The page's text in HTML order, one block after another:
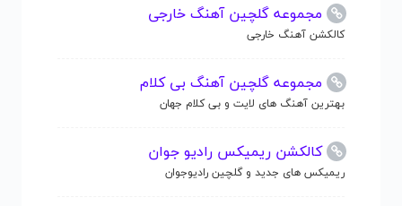
مجموعه گلچین آهنگ خارجی
کالکشن آهنگ خارجی
مجموعه گلچین آهنگ بی کلام
بهترین آهنگ های لایت و بی کلام جهان
کالکشن ریمیکس رادیو جوان
ریمیکس های جدید و گلچین رادیوجوان